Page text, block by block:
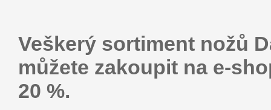
Veškerý sortiment nožů
můžete zakoupit na e-
20 %.